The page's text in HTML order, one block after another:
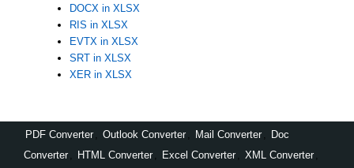
DOCX in XLSX
RIS in XLSX
EVTX in XLSX
SRT in XLSX
XER in XLSX
PDF Converter Outlook Converter Mail Converter
Doc
Converter
HTML Converter Excel Converter XML Converter